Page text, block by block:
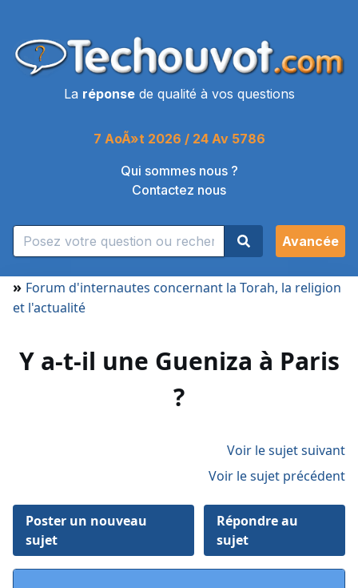
La réponsede qualité à vos questions
7 AoÃ»t 2026 / 24 Av 5786
Qui sommes nous ?
Contactez nous
Avancée
» Forum d'internautes concernant la Torah, la religion
et l'actualité
Y a-t-il une Gueniza à Paris
?
Voir le sujet suivant
Voir le sujet précédent
Poster un nouveau
sujet
Répondre au
sujet